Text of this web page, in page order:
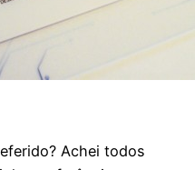
Achei todos